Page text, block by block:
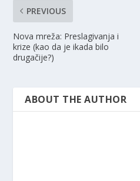
PREVIOUS
Nova mreža: Preslagivanja i
krize (kao da je ikada bilo
drugačije?)
ABOUT THE AUTHOR